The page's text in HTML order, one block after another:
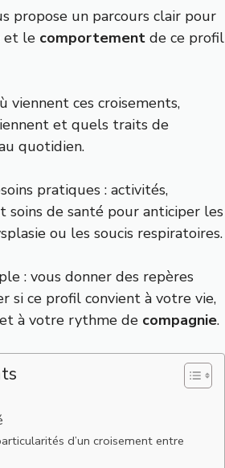
propose un parcours clair pour
et le comportement de ce profil
viennent ces croisements,
et quels traits de
quotidien.
pratiques : activités,
soins de santé pour anticiper les
ou les soucis respiratoires.
: vous donner des repères
si ce profil convient à votre vie,
à votre rythme de compagnie.
d’un croisement entre